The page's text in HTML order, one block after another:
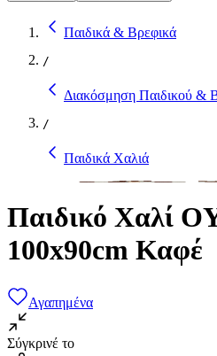
Παιδικά & Βρεφικά
/
Διακόσμηση Παιδικού &
/
Παιδικά Χαλιά
Παιδικό Χαλί
100x90cm Καφέ
Αγαπημένα
Σύγκρινέ το